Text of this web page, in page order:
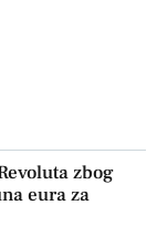
zbog
eura za